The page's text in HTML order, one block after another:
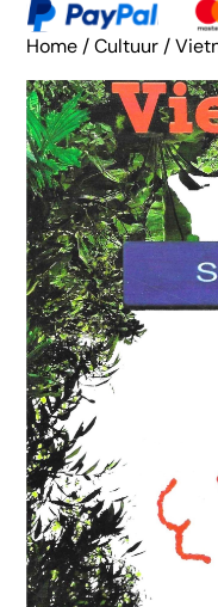
Home/Cultuur/